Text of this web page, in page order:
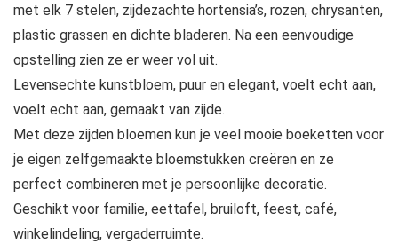
met elk 7 stelen, zijdezachte hortensia’s, rozen, chrysanten,
plastic grassen en dichte bladeren. Na een eenvoudige
opstelling zien ze er weer vol uit.
Levensechte kunstbloem, puur en elegant, voelt echt aan,
voelt echt aan, gemaakt van zijde.
Met deze zijden bloemen kun je veel mooie boeketten voor
je eigen zelfgemaakte bloemstukken creëren en ze
perfect combineren met je persoonlijke decoratie.
Geschikt voor familie, eettafel, bruiloft, feest, café,
winkelindeling, vergaderruimte.